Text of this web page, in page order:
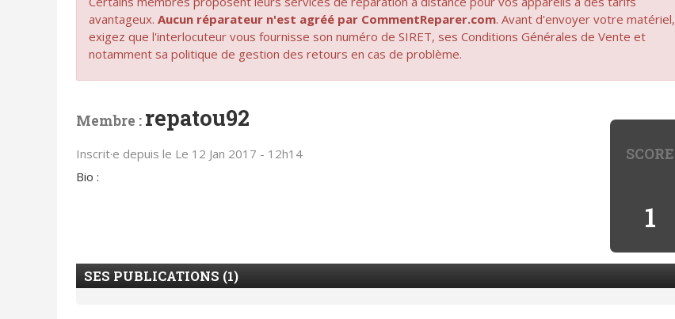
avantageux. Aucun réparateur n'est agréé par CommentReparer.com. Avant d'envoyer votre matériel,
exigez que l'interlocuteur vous fournisse son numéro de SIRET, ses Conditions Générales de Vente et
notamment sa politique de gestion des retours en cas de problème.
SCORE
1
Membre : repatou92
Inscrit·e depuis le Le 12 Jan 2017 - 12h14
Bio :
SES PUBLICATIONS (1)